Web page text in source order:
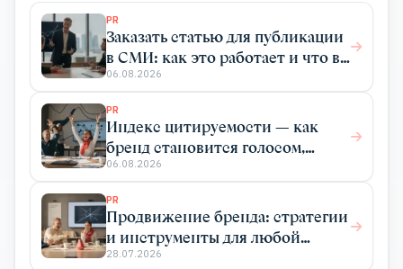
PR
Заказать статью для публикации
в СМИ: как это работает и что вы
получаете
06.08.2026
PR
Индекс цитируемости — как
бренд становится голосом,
который цитируют
06.08.2026
PR
Продвижение бренда: стратегии
и инструменты для любой
отрасли
28.07.2026